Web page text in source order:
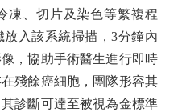
凍、切片及染色等繁複程
入該系統掃描，3分鐘內
，協助手術醫生進行即時
殘餘癌細胞，團隊形容其
診斷可達至被視為金標準